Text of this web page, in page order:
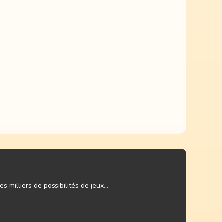
milliers de possibilités de jeux...